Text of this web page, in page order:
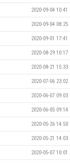
2020-09-04 10:41
2020-09-04 08:25
2020-09-01 17:41
2020-08-29 10:17
2020-08-21 15:33
2020-07-06 23:02
2020-06-07 09:03
2020-06-05 09:14
2020-05-26 14:50
2020-05-21 14:03
2020-05-07 10:01